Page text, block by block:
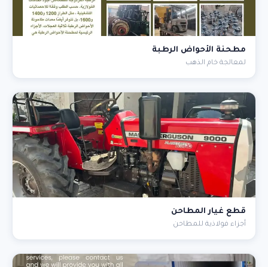
مطحنة الأحواض الرطبة
لمعالجة خام الذهب
قطع غيار المطاحن
أجزاء فولاذية للمطاحن